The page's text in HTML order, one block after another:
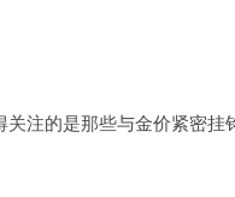
注的是那些与金价紧密挂